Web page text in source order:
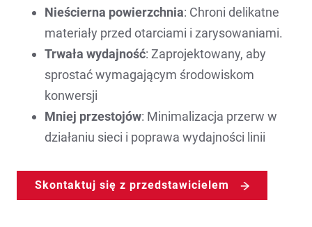
Nieścierna powierzchnia: Chroni delikatne
materiały przed otarciami i zarysowaniami.
Trwała wydajność: Zaprojektowany, aby
sprostać wymagającym środowiskom
konwersji
Mniej przestojów: Minimalizacja przerw w
działaniu sieci i poprawa wydajności linii
Skontaktuj się z przedstawicielem